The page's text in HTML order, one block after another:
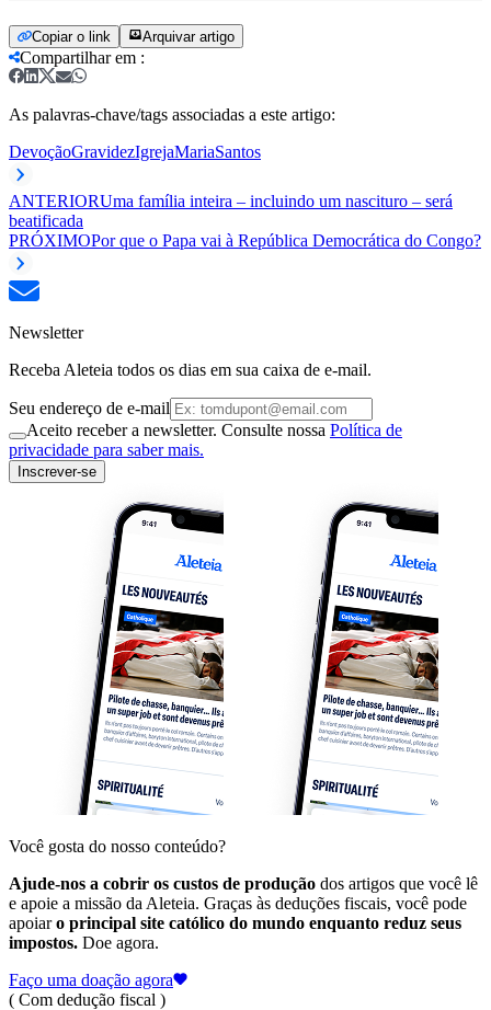
Copiar o link Arquivar artigo
Compartilhar em :
As palavras-chave/tags associadas a este artigo:
DevoçãoGravidezIgrejaMariaSantos
ANTERIORUma família inteira – incluindo um nascituro – será
beatificada
PRÓXIMOPor que o Papa vai à República Democrática do Congo?
Newsletter
Receba Aleteia todos os dias em sua caixa de e-mail.
Seu endereço de e-mail
Aceito receber a newsletter. Consulte nossa Política de
privacidade para saber mais.
Inscrever-se
Você gosta do nosso conteúdo?
Ajude-nos a cobrir os custos de produção dos artigos que você lê
e apoie a missão da Aleteia. Graças às deduções fiscais, você pode
apoiaro principal site católico do mundo enquanto reduz seus
impostos. Doe agora.
Faço uma doação agora
( Com dedução fiscal )